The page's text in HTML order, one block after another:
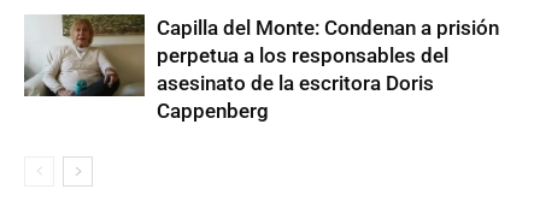
Capilla del Monte: Condenan a prisión
perpetua a los responsables del
asesinato de la escritora Doris
Cappenberg